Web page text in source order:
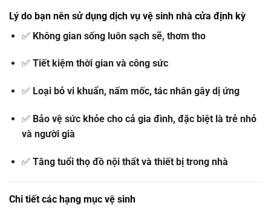
Lý do bạn nên sửdụng dịch vụ vệ sinh nhà cửa định kỳ
✅ Không gian sống luôn sạch sẽ, thơm tho
✅ Tiết kiệm thời gian và công sức
✅ Loại bỏ vi khuẩn, nấm mốc, tác nhân gây dị ứng
✅ Bảo vệ sức khỏe cho cả gia đình, đặc biệt là trẻ nhỏ
và người già
✅ Tăng tuổi thọ đồ nội thất và thiết bị trong nhà
Chi tiết các hạng mục vệ sinh